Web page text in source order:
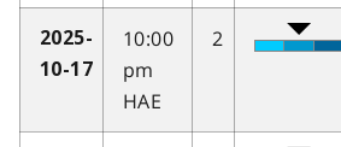
2025-
10-17
10:00
pm
HAE
2